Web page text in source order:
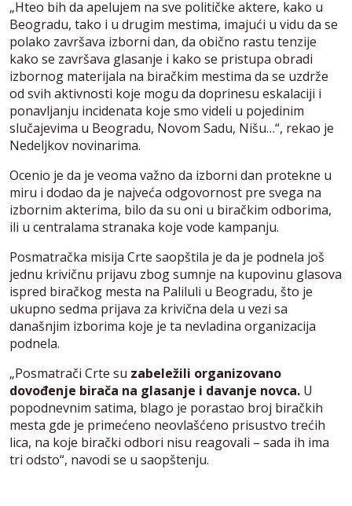
„Hteo bih da apelujem na sve političke aktere, kako u
Beogradu, tako i u drugim mestima, imajući u vidu da se
polako završava izborni dan, da obično rastu tenzije
kako se završava glasanje i kako se pristupa obradi
izbornog materijala na biračkim mestima da se uzdrže
od svih aktivnosti koje mogu da doprinesu eskalaciji i
ponavljanju incidenata koje smo videli u pojedinim
slučajevima u Beogradu, Novom Sadu, Nišu…“, rekao je
Nedeljkov novinarima.
Ocenio je da je veoma važno da izborni dan protekne u
miru i dodao da je najveća odgovornost pre svega na
izbornim akterima, bilo da su oni u biračkim odborima,
ili u centralama stranaka koje vode kampanju.
Posmatračka misija Crte saopštila je da je podnela još
jednu krivičnu prijavu zbog sumnje na kupovinu glasova
ispred biračkog mesta na Paliluli u Beogradu, što je
ukupno sedma prijava za krivična dela u vezi sa
današnjim izborima koje je ta nevladina organizacija
podnela.
„Posmatrači Crte su zabeležili organizovano
dovođenje birača na glasanje i davanje novca. U
popodnevnim satima, blago je porastao broj biračkih
mesta gde je primećeno neovlašćeno prisustvo trećih
lica, na koje birački odbori nisu reagovali – sada ih ima
tri odsto“, navodi se u saopštenju.